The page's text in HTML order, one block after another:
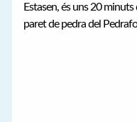
Estasen, és uns 20
paret de pedra del